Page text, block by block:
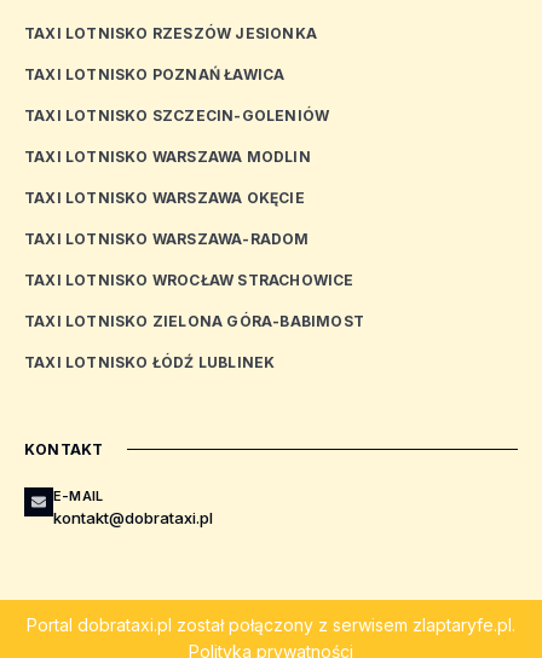
TAXI LOTNISKO RZESZÓW JESIONKA
TAXI LOTNISKO POZNAŃ ŁAWICA
TAXI LOTNISKO SZCZECIN-GOLENIÓW
TAXI LOTNISKO WARSZAWA MODLIN
TAXI LOTNISKO WARSZAWA OKĘCIE
TAXI LOTNISKO WARSZAWA-RADOM
TAXI LOTNISKO WROCŁAW STRACHOWICE
TAXI LOTNISKO ZIELONA GÓRA-BABIMOST
TAXI LOTNISKO ŁÓDŹ LUBLINEK
KONTAKT
E-MAIL
kontakt@dobrataxi.pl
Portal dobrataxi.pl został połączony z serwisem zlaptaryfe.pl.
Polityka prywatności